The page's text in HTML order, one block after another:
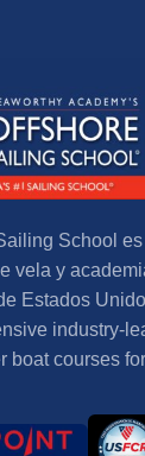
School
vela y
Estados
industry-
boat courses